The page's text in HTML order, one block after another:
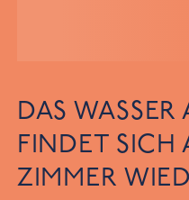
DAS WASSER
FINDET SICH
ZIMMER